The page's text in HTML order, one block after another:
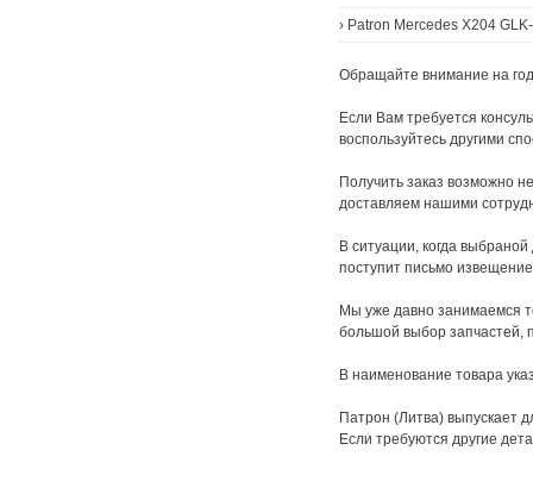
› Patron Mercedes X204
Обращайте внимание на
Если Вам требуется
воспользуйтесь другими
Получить заказ возможно
доставляем нашими
В ситуации, когда
поступит письмо
Мы уже давно занимаемся
большой выбор запчастей,
В наименование товара
Патрон (Литва) выпускает
Если требуются другие